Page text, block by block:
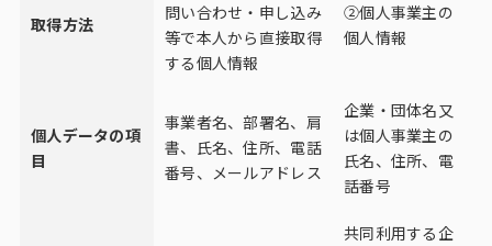
取得方法
問い合わせ・申し込み
等で本人から直接取得
する個人情報
②個人事業主の
個人情報
個人データの項
目
事業者名、部署名、肩
書、氏名、住所、電話
番号、メールアドレス
企業・団体名又
は個人事業主の
氏名、住所、電
話番号
共同利用する企